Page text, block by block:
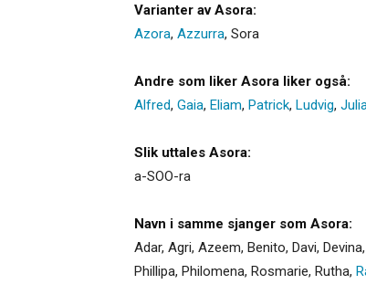
Varianter av Asora:
Azora, Azzurra, Sora
Andre som liker Asora liker også:
Alfred, Gaia, Eliam, Patrick, Ludvig,
Slik uttales Asora:
a-SOO-ra
Navn i samme sjanger som Asora:
Adar, Agri, Azeem, Benito, Davi, Devina,
Phillipa, Philomena, Rosmarie, Rutha,